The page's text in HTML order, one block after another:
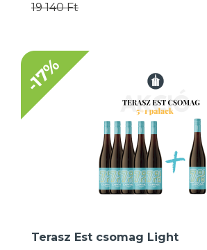
19 140 Ft
-17%
Terasz Est csomag Light